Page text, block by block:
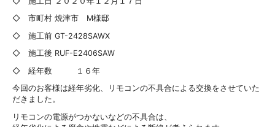
◇ 市町村 焼津市 M様邸
◇ 施工前 GT-2428SAWX
◇ 施工後 RUF-E2406SAW
◇ 経年数 １６年
今回のお客様は経年劣化、リモコンの不具合による交換をさせていた
だきました。
リモコンの電源がつかないなどの不具合は、